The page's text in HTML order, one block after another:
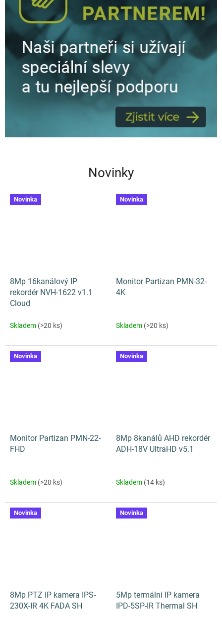
Novinky
Novinka
8Mp 16kanálový IP
rekordér NVH-1622 v1.1
Cloud
Skladem (>20 ks)
Novinka
Monitor Partizan PMN-32-
4K
Skladem (>20 ks)
Novinka
Monitor Partizan PMN-22-
FHD
Skladem (>20 ks)
Novinka
8Mp 8kanálů AHD rekordér
ADH-18V UltraHD v5.1
Skladem (14 ks)
Novinka
8Mp PTZ IP kamera IPS-
230X-IR 4K FADA SH
Novinka
5Mp termální IP kamera
IPD-5SP-IR Thermal SH